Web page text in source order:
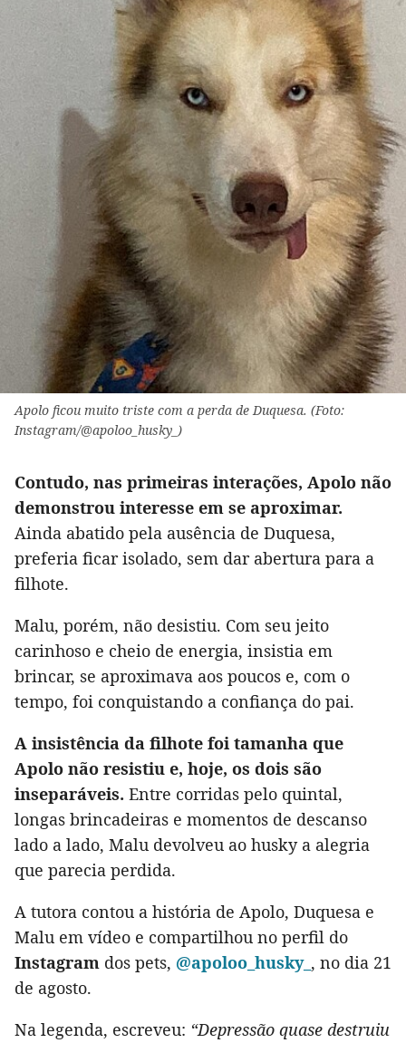
Apolo ficou muito triste com a perda de Duquesa. (Foto:
Instagram/@apoloo_husky_)
Contudo, nas primeiras interações, Apolo não
demonstrou interesse em se aproximar.
Ainda abatido pela ausência de Duquesa,
preferia ficar isolado, sem dar abertura para a
filhote.
Malu, porém, não desistiu. Com seu jeito
carinhoso e cheio de energia, insistia em
brincar, se aproximava aos poucos e, com o
tempo, foi conquistando a confiança do pai.
A insistência da filhote foi tamanha que
Apolo não resistiu e, hoje, os dois são
inseparáveis. Entre corridas pelo quintal,
longas brincadeiras e momentos de descanso
lado a lado, Malu devolveu ao husky a alegria
que parecia perdida.
A tutora contou a história de Apolo, Duquesa e
Malu em vídeo e compartilhou no perfil do
Instagram dos pets, @apoloo_husky_ , no dia 21
de agosto.
Na legenda, escreveu: “Depressão quase destruiu